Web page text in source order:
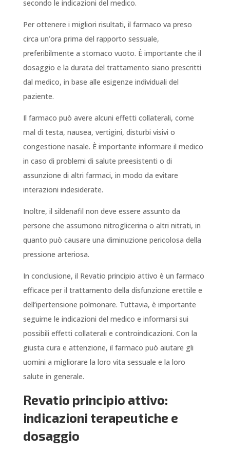
secondo le indicazioni del medico.
Per ottenere i migliori risultati, il farmaco va preso
circa un’ora prima del rapporto sessuale,
preferibilmente a stomaco vuoto. È importante che il
dosaggio e la durata del trattamento siano prescritti
dal medico, in base alle esigenze individuali del
paziente.
Il farmaco può avere alcuni effetti collaterali, come
mal di testa, nausea, vertigini, disturbi visivi o
congestione nasale. È importante informare il medico
in caso di problemi di salute preesistenti o di
assunzione di altri farmaci, in modo da evitare
interazioni indesiderate.
Inoltre, il sildenafil non deve essere assunto da
persone che assumono nitroglicerina o altri nitrati, in
quanto può causare una diminuzione pericolosa della
pressione arteriosa.
In conclusione, il Revatio principio attivo è un farmaco
efficace per il trattamento della disfunzione erettile e
dell’ipertensione polmonare. Tuttavia, è importante
seguirne le indicazioni del medico e informarsi sui
possibili effetti collaterali e controindicazioni. Con la
giusta cura e attenzione, il farmaco può aiutare gli
uomini a migliorare la loro vita sessuale e la loro
salute in generale.
Revatio principio attivo:
indicazioni terapeutiche e
dosaggio